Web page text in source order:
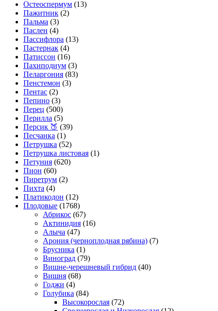
Остеоспермум (13)
Пажитник (2)
Пальма (3)
Паслен (4)
Пассифлора (13)
Пастернак (4)
Патиссон (16)
Пахиподиум (3)
Пеларгония (83)
Пенстемон (3)
Пентас (2)
Пепино (3)
Перец (500)
Перилла (5)
Персик 🍑 (39)
Песчанка (1)
Петрушка (52)
Петрушка листовая (1)
Петуния (620)
Пион (60)
Пиретрум (2)
Пихта (4)
Платикодон (12)
Плодовые (1768)
Абрикос (67)
Актинидия (16)
Алыча (47)
Арония (черноплодная рябина) (7)
Брусника (1)
Виноград (79)
Вишне-черешневый гибрид (40)
Вишня (68)
Годжи (4)
Голубика (84)
Высокорослая (72)